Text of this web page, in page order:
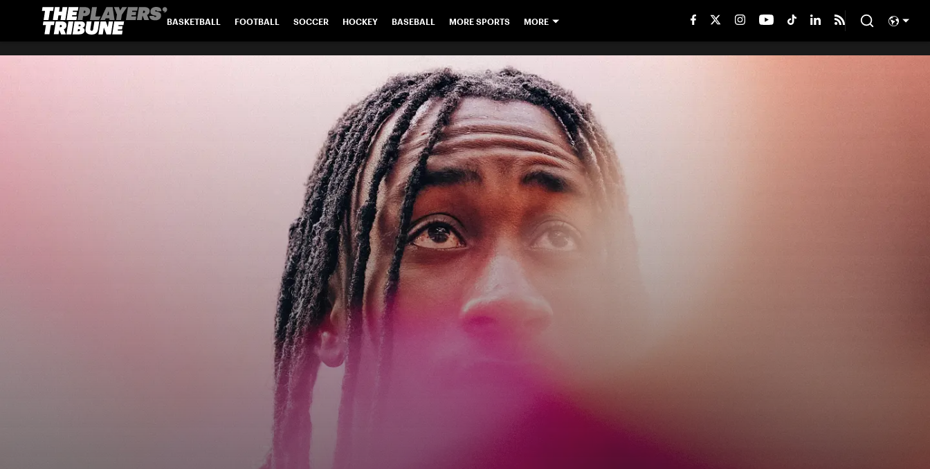
BASKETBALL FOOTBALL SOCCER HOCKEY BASEBALL MORE SPORTS MORE